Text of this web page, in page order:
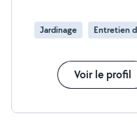
Jardinage Entretien
Voir le profil